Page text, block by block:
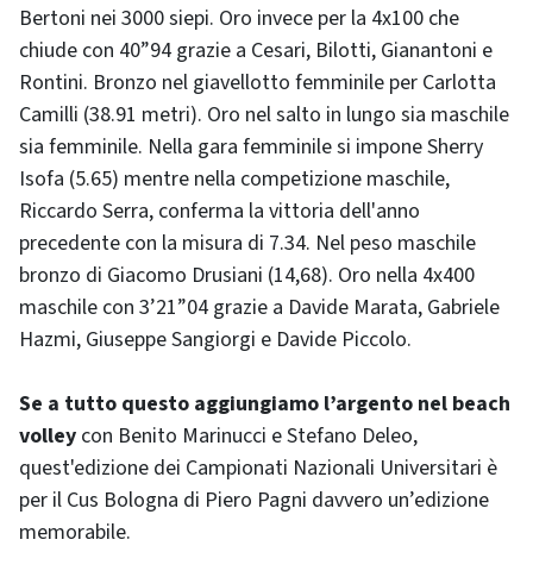
Bertoni nei 3000 siepi. Oro invece per la 4x100 che
chiude con 40”94 grazie a Cesari, Bilotti, Gianantoni e
Rontini. Bronzo nel giavellotto femminile per Carlotta
Camilli (38.91 metri). Oro nel salto in lungo sia maschile
sia femminile. Nella gara femminile si impone Sherry
Isofa (5.65) mentre nella competizione maschile,
Riccardo Serra, conferma la vittoria dell'anno
precedente con la misura di 7.34. Nel peso maschile
bronzo di Giacomo Drusiani (14,68). Oro nella 4x400
maschile con 3’21”04 grazie a Davide Marata, Gabriele
Hazmi, Giuseppe Sangiorgi e Davide Piccolo.
Se a tutto questo aggiungiamo l’argento nel beach
volley con Benito Marinucci e Stefano Deleo,
quest'edizione dei Campionati Nazionali Universitari è
per il Cus Bologna di Piero Pagni davvero un’edizione
memorabile.